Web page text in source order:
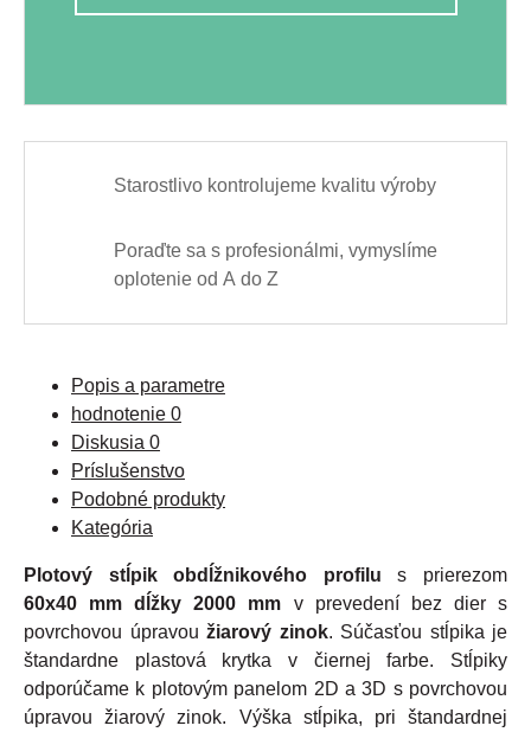
Starostlivo kontrolujeme kvalitu výroby
Poraďte sa s profesionálmi, vymyslíme
oplotenie od A do Z
Popis a parametre
hodnotenie 0
Diskusia 0
Príslušenstvo
Podobné produkty
Kategória
Plotový stĺpik obdĺžnikového profilu s prierezom
60x40 mm dĺžky 2000 mm v prevedení bez dier s
povrchovou úpravou žiarový zinok. Súčasťou stĺpika je
štandardne plastová krytka v čiernej farbe. Stĺpiky
odporúčame k plotovým panelom 2D a 3D s povrchovou
úpravou žiarový zinok. Výška stĺpika, pri štandardnej